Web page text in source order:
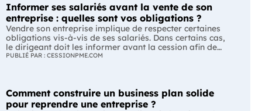
Informer ses salariés avant la vente de son
entreprise : quelles sont vos obligations ?
Vendre son entreprise implique de respecter certaines
obligations vis-à-vis de ses salariés. Dans certains cas,
le dirigeant doit les informer avant la cession afin de
leur permettre, s'ils le souhaitent, de présenter une offre
L'essentiel Les entreprises de moins de 250 salariés sont
soumises, dans certains cas, à une obligation
PUBLIÉ PAR : CESSIONPME.COM
Comment construire un business plan solide
pour reprendre une entreprise ?